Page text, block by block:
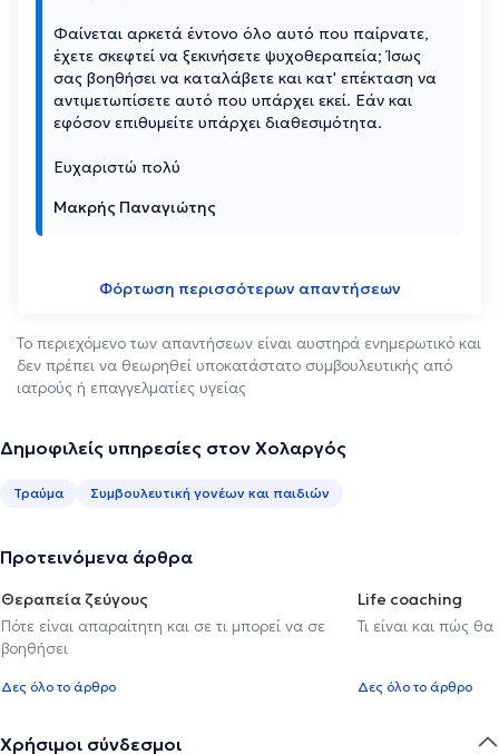
Φαίνεται αρκετά έντονο όλο αυτό που παίρνατε,
έχετε σκεφτεί να ξεκινήσετε ψυχοθεραπεία; Ίσως
σας βοηθήσει να καταλάβετε και κατ' επέκταση να
αντιμετωπίσετε αυτό που υπάρχει εκεί. Εάν και
εφόσον επιθυμείτε υπάρχει διαθεσιμότητα.
Ευχαριστώ πολύ
Μακρής Παναγιώτης
Φόρτωση περισσότερων απαντήσεων
Το περιεχόμενο των απαντήσεων είναι αυστηρά ενημερωτικό και
δεν πρέπει να θεωρηθεί υποκατάστατο συμβουλευτικής από
ιατρούς ή επαγγελματίες υγείας
Δημοφιλείς υπηρεσίες στον Χολαργός
Τραύμα Συμβουλευτική γονέων και παιδιών
Προτεινόμενα άρθρα
Θεραπεία ζεύγους
Πότε είναι απαραίτητη και σε τι μπορεί να σε
βοηθήσει
Δες όλο το άρθρο
Life coaching
Τι είναι και πώς
Δες όλο το άρθρο
Χρήσιμοι σύνδεσμοι